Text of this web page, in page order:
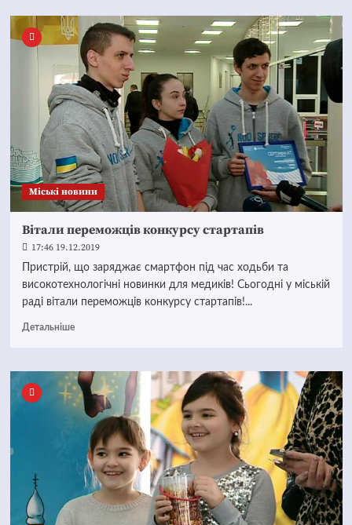
Mіські новини
Вітали переможців конкурсу стартапів
17:46 19.12.2019
Пристрій, що заряджає смартфон під час ходьби та
високотехнологічні новинки для медиків! Сьогодні у міській
раді вітали переможців конкурсу стартапів!...
Детальніше